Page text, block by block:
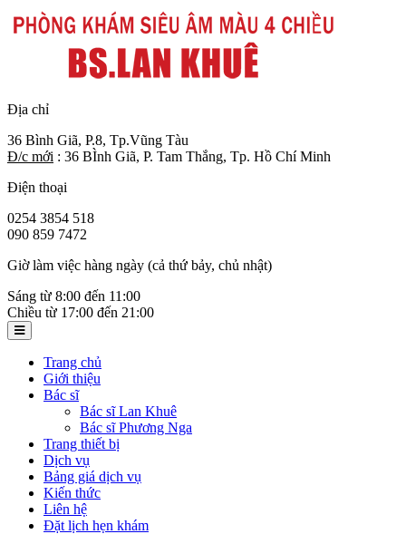
Địa chỉ
36 Bình Giã, P.8, Tp.Vũng Tàu
Đ/c mới : 36 BÌnh Giã, P. Tam Thắng, Tp. Hồ Chí Minh
Điện thoại
0254 3854 518
090 859 7472
Giờ làm việc hàng ngày (cả thứ bảy, chủ nhật)
Sáng từ 8:00 đến 11:00
Chiều từ 17:00 đến 21:00
Trang chủ
Giới thiệu
Bác sĩ
Bác sĩ Lan Khuê
Bác sĩ Phương Nga
Trang thiết bị
Dịch vụ
Bảng giá dịch vụ
Kiến thức
Liên hệ
Đặt lịch hẹn khám